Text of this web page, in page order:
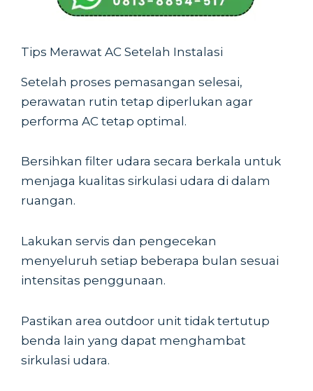
Tips Merawat AC Setelah Instalasi
Setelah proses pemasangan selesai,
perawatan rutin tetap diperlukan agar
performa AC tetap optimal.
Bersihkan filter udara secara berkala untuk
menjaga kualitas sirkulasi udara di dalam
ruangan.
Lakukan servis dan pengecekan
menyeluruh setiap beberapa bulan sesuai
intensitas penggunaan.
Pastikan area outdoor unit tidak tertutup
benda lain yang dapat menghambat
sirkulasi udara.